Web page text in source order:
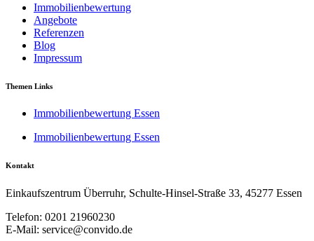
Immobilienbewertung
Angebote
Referenzen
Blog
Impressum
Themen Links
Immobilienbewertung Essen
Immobilienbewertung Essen
Kontakt
Einkaufszentrum Überruhr, Schulte-Hinsel-Straße 33, 45277 Essen
Telefon: 0201 21960230
E-Mail: service@convido.de